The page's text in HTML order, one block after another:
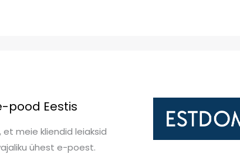
pood Eestis
et meie kliendid leiaksid
ühest e-poest.